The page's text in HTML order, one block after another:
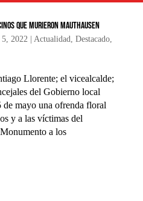
que murieron Mauthausen
2022| Actualidad, Destacado,
Llorente; el vicealcalde;
del Gobierno local
de mayo una ofrenda floral
y a las víctimas del
a los